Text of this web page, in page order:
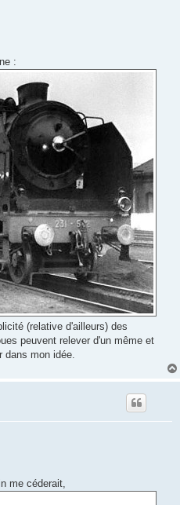
:
(relative d'ailleurs) des
peuvent relever d'un même et
mon idée.
me céderait,